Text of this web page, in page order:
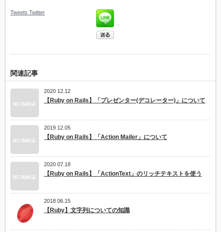
Tweets Twitter
関連記事
2020 12.12
【Ruby on Rails】「プレゼンター(デコレーター)」について
2019 12.05
【Ruby on Rails】「Action Mailer」について
2020 07.18
【Ruby on Rails】「ActionText」のリッチテキストを使う
2018 06.15
【Ruby】文字列についての知識